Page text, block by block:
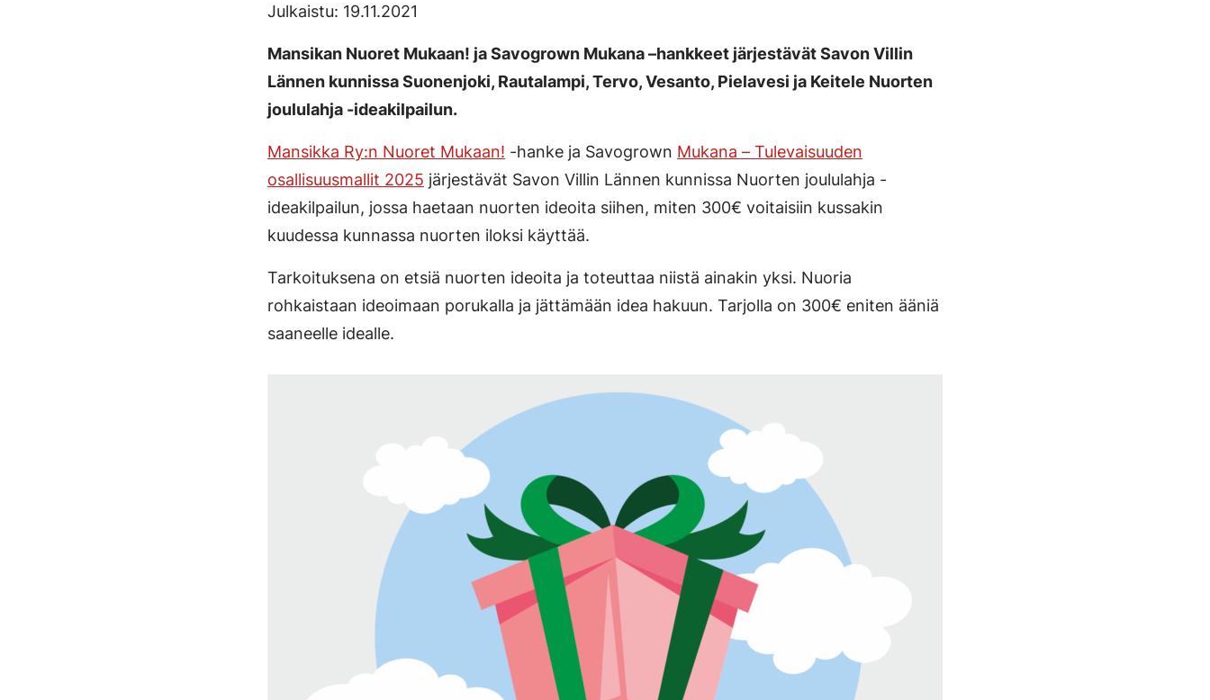
Julkaistu: 19.11.2021
Mansikan Nuoret Mukaan! ja Savogrown Mukana –hankkeet järjestävät Savon Villin
Lännen kunnissa Suonenjoki, Rautalampi, Tervo, Vesanto, Pielavesi ja Keitele Nuorten
joululahja -ideakilpailun.
Mansikka Ry:n Nuoret Mukaan! -hanke ja Savogrown Mukana – Tulevaisuuden
osallisuusmallit 2025 järjestävät Savon Villin Lännen kunnissa Nuorten joululahja -
ideakilpailun, jossa haetaan nuorten ideoita siihen, miten 300€ voitaisiin kussakin
kuudessa kunnassa nuorten iloksi käyttää.
Tarkoituksena on etsiä nuorten ideoita ja toteuttaa niistä ainakin yksi. Nuoria
rohkaistaan ideoimaan porukalla ja jättämään idea hakuun. Tarjolla on 300€ eniten ääniä
saaneelle idealle.